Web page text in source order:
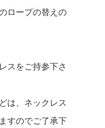
ロープの替えの
スをご持参下さ
は、ネックレス
すのでご了承下